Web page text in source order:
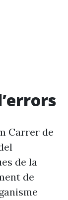
Carrer de
de la
de